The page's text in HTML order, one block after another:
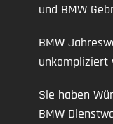
und BMW
BMW
unkompliziert
Sie haben
BMW